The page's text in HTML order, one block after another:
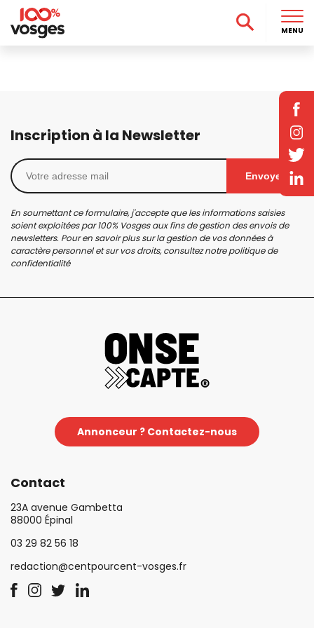
Inscription à la Newsletter
Envoyer
En soumettant ce formulaire, j'accepte que les informations saisies
soient exploitées par 100% Vosges aux fins de gestion des envois de
newsletters. Pour en savoir plus sur la gestion de vos données à
caractère personnel et sur vos droits, consultez notrepolitique de
confidentialité
Annonceur ? Contactez-nous
Contact
23A avenue Gambetta
88000 Épinal
03 29 82 56 18
redaction@centpourcent-vosges.fr
MENU